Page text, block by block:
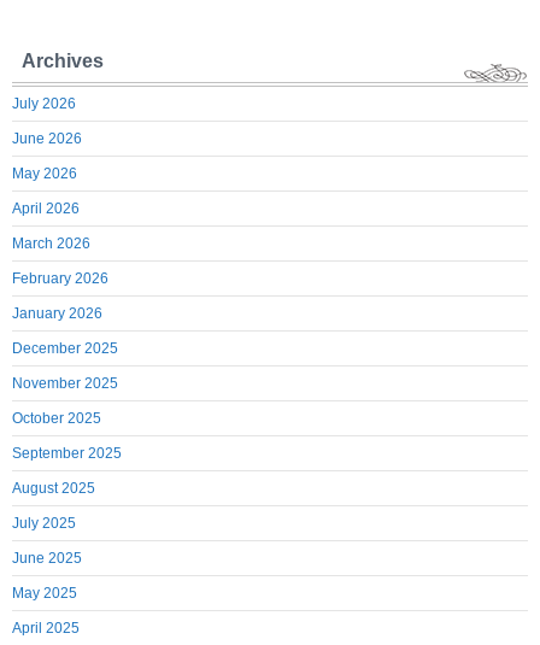
Archives
July 2026
June 2026
May 2026
April 2026
March 2026
February 2026
January 2026
December 2025
November 2025
October 2025
September 2025
August 2025
July 2025
June 2025
May 2025
April 2025